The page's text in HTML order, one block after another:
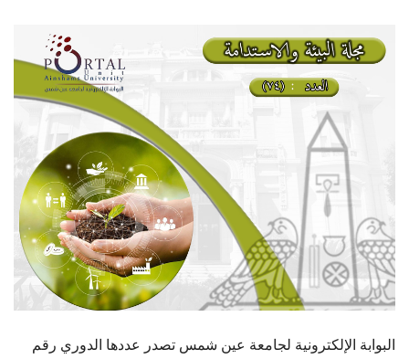
هيئة التدريس
الدراسات العليا
الخريجين
الموظفون
الزائـرون
البوابة الإلكترونية لجامعة عين شمس تصدر عددها الدوري رقم